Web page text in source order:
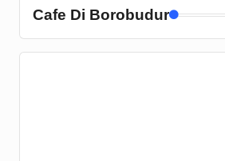
Cafe Di Borobudur